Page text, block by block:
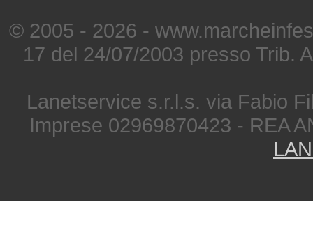
© 2005 - 2026 -
17 del 24/07/2003 presso Trib.
Lanetservice s.r.l.s. via Fabio
Imprese 02969870423 - REA